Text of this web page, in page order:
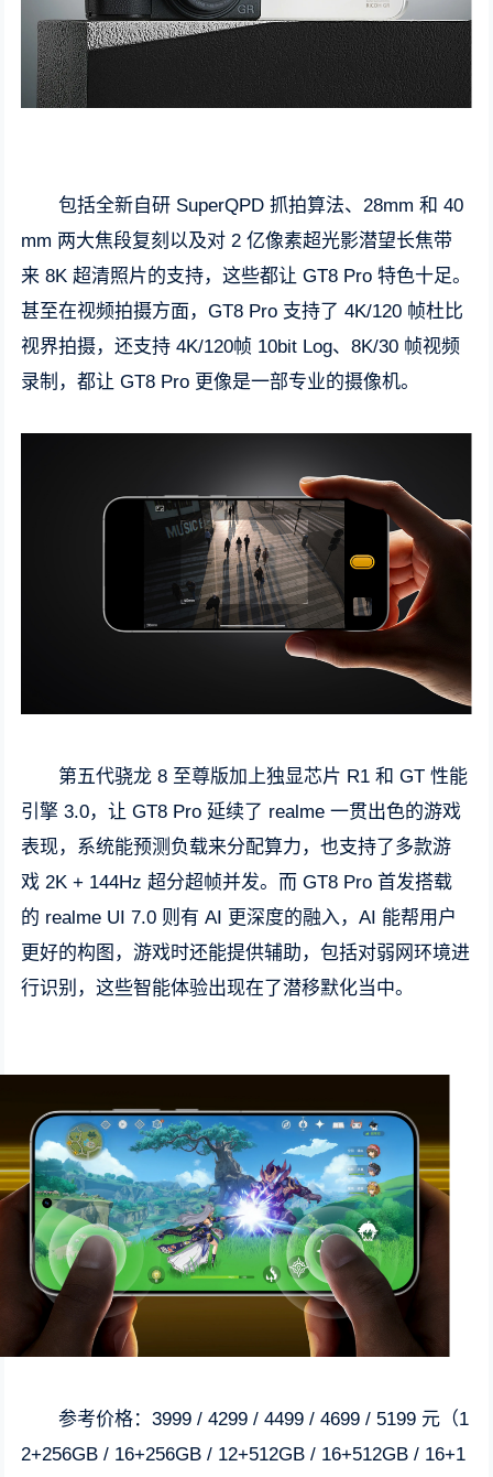
包括全新自研 SuperQPD 抓拍算法、28mm 和 40
mm 两大焦段复刻以及对 2 亿像素超光影潜望长焦带
来 8K 超清照片的支持，这些都让 GT8 Pro 特色十足。
甚至在视频拍摄方面，GT8 Pro 支持了 4K/120 帧杜比
视界拍摄，还支持 4K/120帧 10bit Log、8K/30 帧视频
录制，都让 GT8 Pro 更像是一部专业的摄像机。
第五代骁龙 8 至尊版加上独显芯片 R1 和 GT 性能
引擎 3.0，让 GT8 Pro 延续了 realme 一贯出色的游戏
表现，系统能预测负载来分配算力，也支持了多款游
戏 2K + 144Hz 超分超帧并发。而 GT8 Pro 首发搭载
的 realme UI 7.0 则有 AI 更深度的融入，AI 能帮用户
更好的构图，游戏时还能提供辅助，包括对弱网环境进
行识别，这些智能体验出现在了潜移默化当中。
参考价格：3999 / 4299 / 4499 / 4699 / 5199 元（1
2+256GB / 16+256GB / 12+512GB / 16+512GB / 16+1